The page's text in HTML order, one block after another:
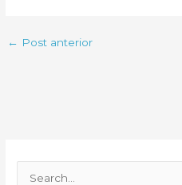
← Post anterior